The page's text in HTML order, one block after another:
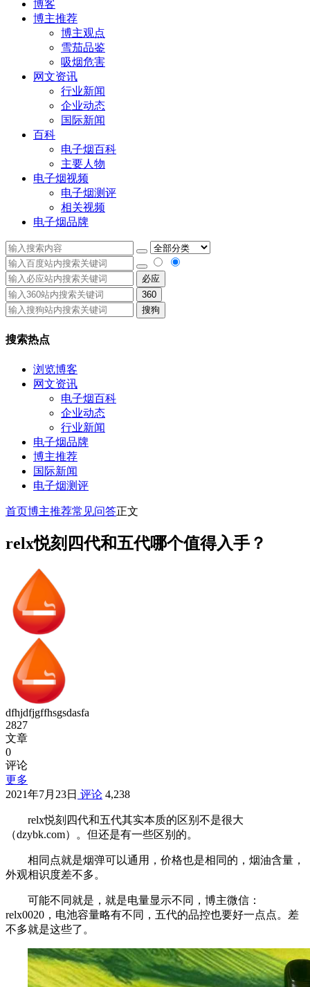
博客
博主推荐
博主观点
雪茄品鉴
吸烟危害
网文资讯
行业新闻
企业动态
国际新闻
百科
电子烟百科
主要人物
电子烟视频
电子烟测评
相关视频
电子烟品牌
必应
360
搜狗
搜索热点
浏览博客
网文资讯
电子烟百科
企业动态
行业新闻
电子烟品牌
博主推荐
国际新闻
电子烟测评
首页博主推荐常见问答正文
relx悦刻四代和五代哪个值得入手？
dfhjdfjgffhsgsdasfa
2827
文章
0
评论
更多
2021年7月23日 评论 4,238
relx悦刻四代和五代其实本质的区别不是很大
（dzybk.com）。但还是有一些区别的。
相同点就是烟弹可以通用，价格也是相同的，烟油含量，
外观相识度差不多。
可能不同就是，就是电量显示不同，博主微信：
relx0020，电池容量略有不同，五代的品控也要好一点点。差
不多就是这些了。